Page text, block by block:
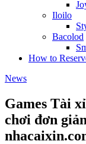
Iloilo
Bacolod
How to
News
Games Tài
chơi đơn